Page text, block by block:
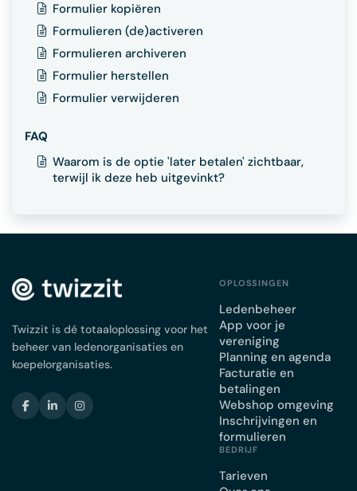
Formulier kopiëren
Formulieren (de)activeren
Formulieren archiveren
Formulier herstellen
Formulier verwijderen
FAQ
Waarom is de optie 'later betalen' zichtbaar,
terwijl ik deze heb uitgevinkt?
Twizzit is dé totaaloplossing voor het
beheer van ledenorganisaties en
koepelorganisaties.
OPLOSSINGEN
Ledenbeheer
App voor je
vereniging
Planning en agenda
Facturatie en
betalingen
Webshop omgeving
Inschrijvingen en
formulieren
BEDRIJF
Tarieven